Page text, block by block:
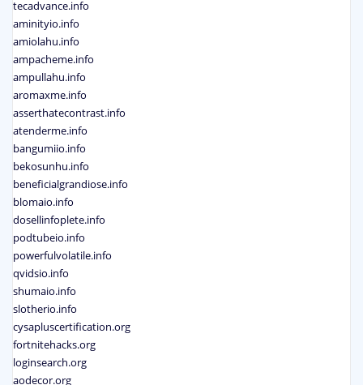
tecadvance.info
aminityio.info
amiolahu.info
ampacheme.info
ampullahu.info
aromaxme.info
asserthatecontrast.info
atenderme.info
bangumiio.info
bekosunhu.info
beneficialgrandiose.info
blomaio.info
dosellinfoplete.info
podtubeio.info
powerfulvolatile.info
qvidsio.info
shumaio.info
slotherio.info
cysapluscertification.org
fortnitehacks.org
loginsearch.org
aodecor.org